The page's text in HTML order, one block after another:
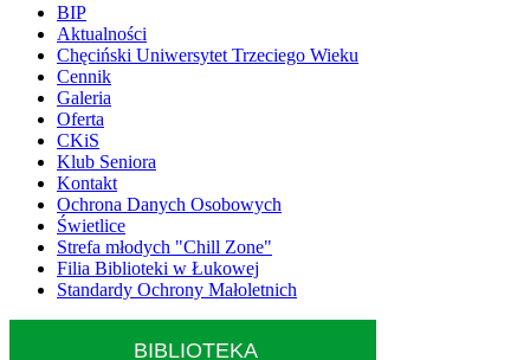
BIP
Aktualności
Chęciński Uniwersytet Trzeciego Wieku
Cennik
Galeria
Oferta
CKiS
Klub Seniora
Kontakt
Ochrona Danych Osobowych
Świetlice
Strefa młodych "Chill Zone"
Filia Biblioteki w Łukowej
Standardy Ochrony Małoletnich
BIBLIOTEKA